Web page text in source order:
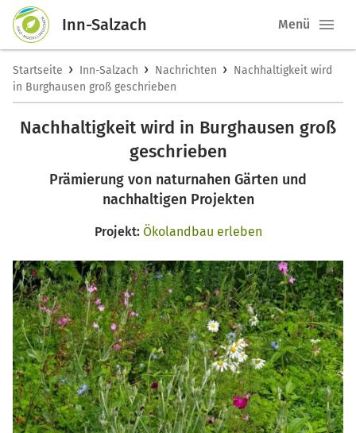
Inn-Salzach Menü
Startseite › Inn-Salzach › Nachrichten › Nachhaltigkeit wird
in Burghausen groß geschrieben
Nachhaltigkeit wird in Burghausen groß
geschrieben
Prämierung von naturnahen Gärten und
nachhaltigen Projekten
Projekt: Ökolandbau erleben